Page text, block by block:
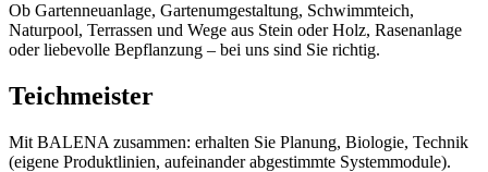
Ob Gartenneuanlage, Gartenumgestaltung, Schwimmteich,
Naturpool, Terrassen und Wege aus Stein oder Holz, Rasenanlage
oder liebevolle Bepflanzung – bei uns sind Sie richtig.
Teichmeister
Mit BALENA zusammen: erhalten Sie Planung, Biologie, Technik
(eigene Produktlinien, aufeinander abgestimmte Systemmodule).